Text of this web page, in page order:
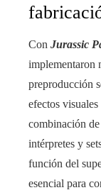
Con Jurassic
implementaron
preproducción
efectos
combinación
intérpretes y
función del
esencial para